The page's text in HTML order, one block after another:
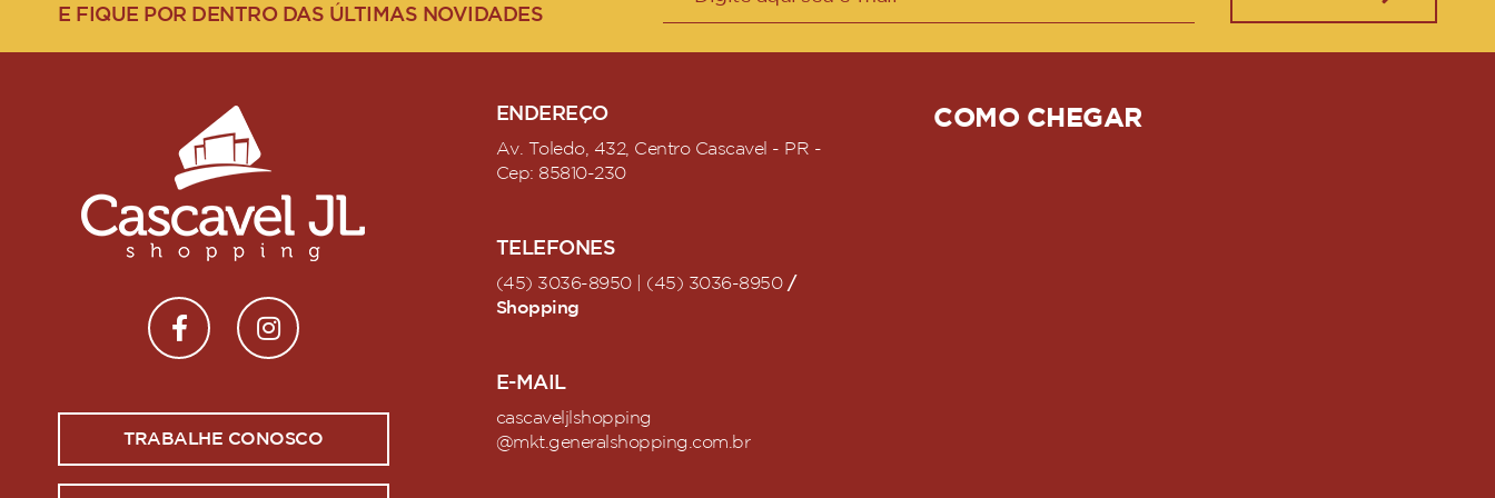
E FIQUE POR DENTRO DAS ÚLTIMAS NOVIDADES
TRABALHE CONOSCO
ENDEREÇO
Av. Toledo, 432, Centro Cascavel - PR -
Cep: 85810-230
TELEFONES
(45) 3036-8950 | (45) 3036-8950/
Shopping
E-MAIL
cascaveljlshopping
@mkt.generalshopping.com.br
COMO CHEGAR